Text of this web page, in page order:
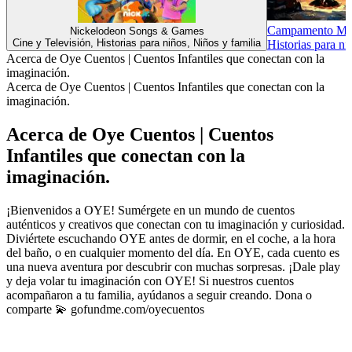
Nickelodeon Songs & Games
Cine y Televisión, Historias para niños, Niños y familia
Campamento
Historias para
Acerca de Oye Cuentos | Cuentos Infantiles que conectan con la
imaginación.
Acerca de Oye Cuentos | Cuentos Infantiles que conectan con la
imaginación.
Acerca de Oye Cuentos | Cuentos
Infantiles que conectan con la
imaginación.
¡Bienvenidos a OYE! Sumérgete en un mundo de cuentos
auténticos y creativos que conectan con tu imaginación y curiosidad.
Diviértete escuchando OYE antes de dormir, en el coche, a la hora
del baño, o en cualquier momento del día. En OYE, cada cuento es
una nueva aventura por descubrir con muchas sorpresas. ¡Dale play
y deja volar tu imaginación con OYE! Si nuestros cuentos
acompañaron a tu familia, ayúdanos a seguir creando. Dona o
comparte 💫 gofundme.com/oyecuentos